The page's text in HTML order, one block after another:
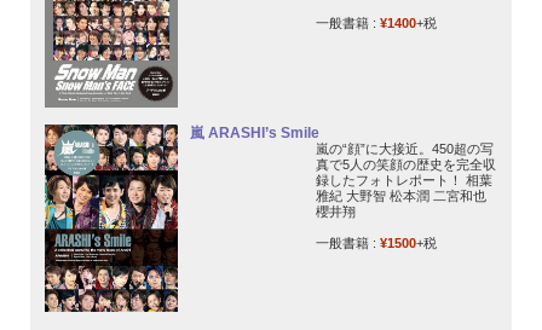
一般書籍 : ¥1400+税
嵐 ARASHI’s Smile
嵐の“顔”に大接近。450超の写
真で5人の笑顔の歴史を完全収
録したフォトレポート！ 相葉
雅紀 大野智 松本潤 二宮和也
櫻井翔
一般書籍 : ¥1500+税